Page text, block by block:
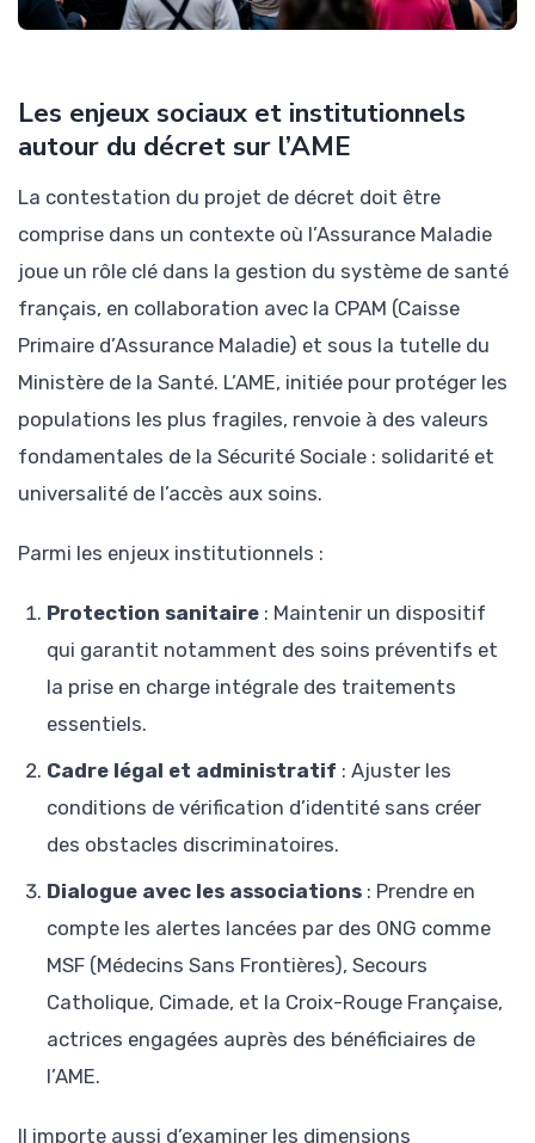
Les enjeux sociaux et institutionnels
autour du décret sur l’AME
La contestation du projet de décret doit être
comprise dans un contexte où l’Assurance Maladie
joue un rôle clé dans la gestion du système de santé
français, en collaboration avec la CPAM (Caisse
Primaire d’Assurance Maladie) et sous la tutelle du
Ministère de la Santé. L’AME, initiée pour protéger les
populations les plus fragiles, renvoie à des valeurs
fondamentales de la Sécurité Sociale : solidarité et
universalité de l’accès aux soins.
Parmi les enjeux institutionnels :
Protection sanitaire : Maintenir un dispositif
qui garantit notamment des soins préventifs et
la prise en charge intégrale des traitements
essentiels.
Cadre légal et administratif : Ajuster les
conditions de vérification d’identité sans créer
des obstacles discriminatoires.
Dialogue avec les associations : Prendre en
compte les alertes lancées par des ONG comme
MSF (Médecins Sans Frontières), Secours
Catholique, Cimade, et la Croix-Rouge Française,
actrices engagées auprès des bénéficiaires de
l’AME.
Il importe aussi d’examiner les dimensions